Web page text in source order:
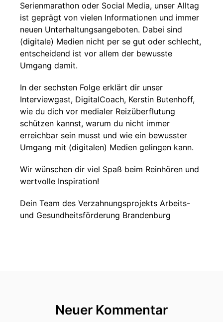
Serienmarathon oder Social Media, unser Alltag
ist geprägt von vielen Informationen und immer
neuen Unterhaltungsangeboten. Dabei sind
(digitale) Medien nicht per se gut oder schlecht,
entscheidend ist vor allem der bewusste
Umgang damit.
In der sechsten Folge erklärt dir unser
Interviewgast, DigitalCoach, Kerstin Butenhoff,
wie du dich vor medialer Reizüberflutung
schützen kannst, warum du nicht immer
erreichbar sein musst und wie ein bewusster
Umgang mit (digitalen) Medien gelingen kann.
Wir wünschen dir viel Spaß beim Reinhören und
wertvolle Inspiration!
Dein Team des Verzahnungsprojekts Arbeits-
und Gesundheitsförderung Brandenburg
Neuer Kommentar